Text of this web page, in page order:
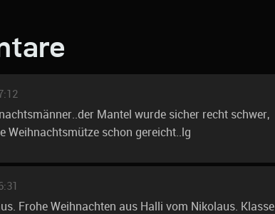
Mantel wurde sicher recht schwer,
Weihnachtsmütze schon gereicht..lg
Frohe Weihnachten aus Halli vom Nikolaus. Klasse